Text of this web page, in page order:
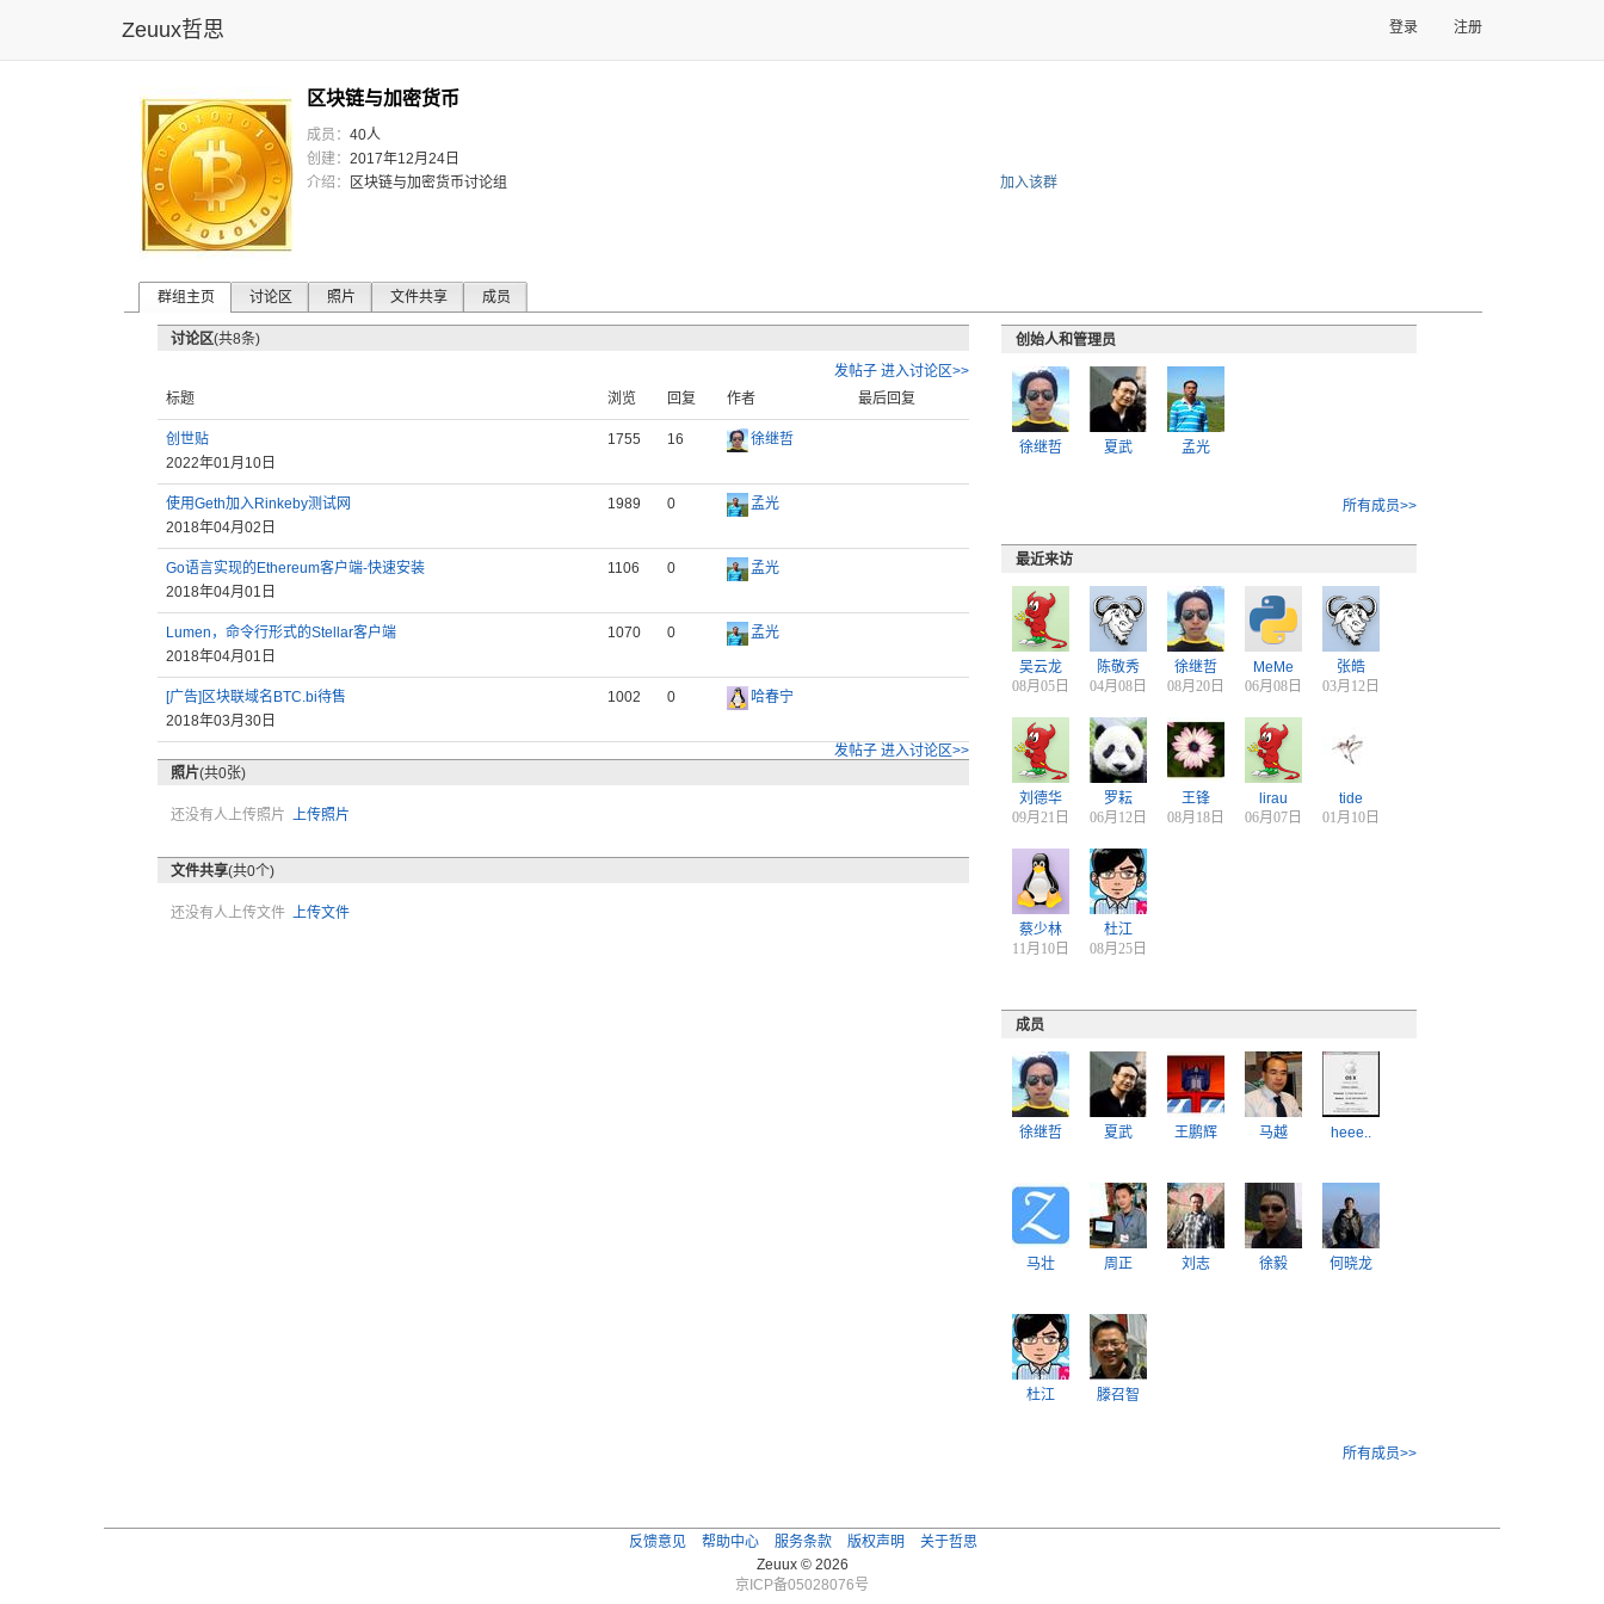
Zeuux哲思 登录 注册
区块链与加密货币
成员： 40人
创建： 2017年12月24日
介绍：
区块链与加密货币讨论组 加入该群
群组主页 讨论区 照片 文件共享 成员
讨论区(共8条)
发帖子 进入讨论区>>
标题
浏览 回复 作者 最后回复
创世贴 1755 16
徐继哲
2022年01月10日
使用Geth加入Rinkeby测试网 1989 0
孟光
2018年04月02日
Go语言实现的Ethereum客户端-快速安装 1106 0
孟光
2018年04月01日
Lumen，命令行形式的Stellar客户端 1070 0
孟光
2018年04月01日
[广告]区块联域名BTC.bi待售 1002 0
哈春宁
2018年03月30日
发帖子 进入讨论区>>
照片(共0张)
还没有人上传照片 上传照片
文件共享(共0个)
还没有人上传文件 上传文件
创始人和管理员
徐继哲 夏武 孟光
所有成员>>
最近来访
吴云龙
08月05日
陈敬秀
04月08日
徐继哲
08月20日
MeMe
06月08日
张皓
03月12日
刘德华
09月21日
罗耘
06月12日
王锋
08月18日
lirau
06月07日
tide
01月10日
蔡少林
11月10日
杜江
08月25日
成员
徐继哲 夏武 王鹏辉 马越 heee..
马壮 周正 刘志 徐毅 何晓龙
杜江 滕召智
所有成员>>
反馈意见 帮助中心 服务条款 版权声明
关于哲思
Zeuux © 2026
京ICP备05028076号